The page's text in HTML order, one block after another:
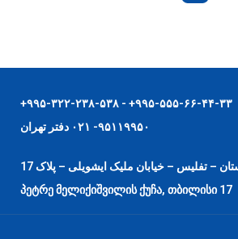
۹۹۵-۵۵۵-۶۶-۴۴-۳۳+ - ۹۹۵-۳۲۲-۲۳۸-۵۳۸+
۹۵۱۱۹۹۵۰- ۰۲۱ دفتر تهران
– تفلیس – خیابان ملیک ایشویلی – پلاک 17
17 პეტრე მელიქიშვილის ქუჩა, თბილისი